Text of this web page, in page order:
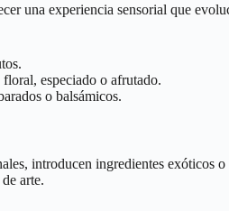
una experiencia sensorial que
especiado o afrutado.
o balsámicos.
introducen ingredientes exóticos
arte.